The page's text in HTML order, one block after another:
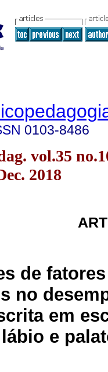
0103-8486
vol.35
2018
de fatores
no
em
e